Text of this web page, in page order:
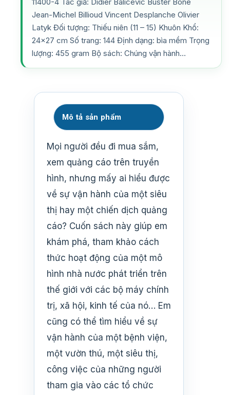
Jean-Michel Billioud Vincent Desplanche Olivier
Latyk Đối tượng: Thiếu niên (11 – 15) Khuôn Khổ:
24×27 cm Số trang: 144 Định dạng: bìa mềm Trọng
lượng: 455 gram Bộ sách: Chúng vận hành…
Mô tả sản phẩm
Mọi người đều đi mua sắm,
xem quảng cáo trên truyền
hình, nhưng mấy ai hiểu được
về sự vận hành của một siêu
thị hay một chiến dịch quảng
cáo? Cuốn sách này giúp em
khám phá, tham khảo cách
thức hoạt động của một mô
hình nhà nước phát triển trên
thế giới với các bộ máy chính
trị, xã hội, kinh tế của nó… Em
cũng có thể tìm hiểu về sự
vận hành của một bệnh viện,
một vườn thú, một siêu thị,
công việc của những người
tham gia vào các tổ chức